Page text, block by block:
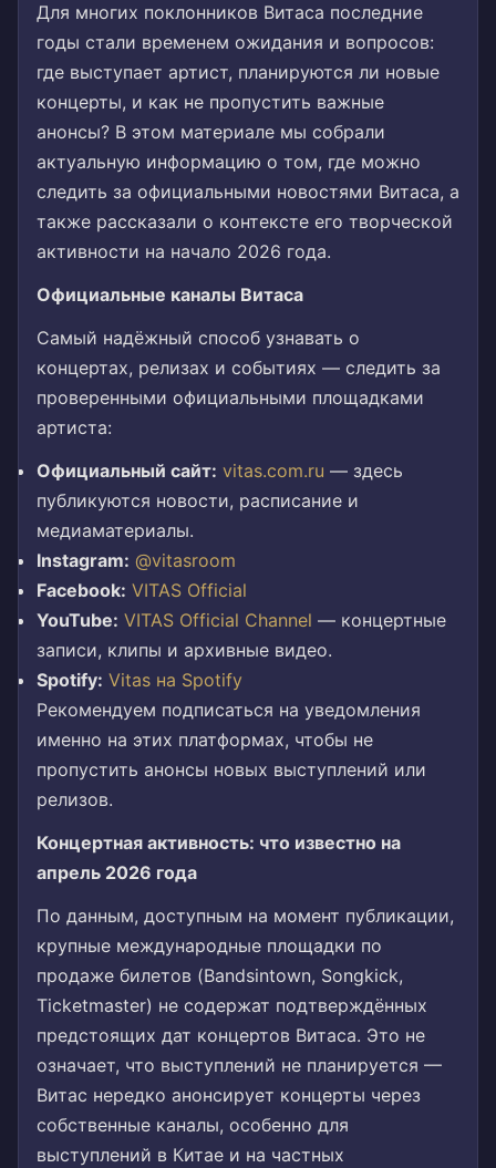
Для многих поклонников Витаса последние
годы стали временем ожидания и вопросов:
где выступает артист, планируются ли новые
концерты, и как не пропустить важные
анонсы? В этом материале мы собрали
актуальную информацию о том, где можно
следить за официальными новостями Витаса, а
также рассказали о контексте его творческой
активности на начало 2026 года.
Официальные каналы Витаса
Самый надёжный способ узнавать о
концертах, релизах и событиях — следить за
проверенными официальными площадками
артиста:
Официальный сайт: vitas.com.ru — здесь
публикуются новости, расписание и
медиаматериалы.
Instagram: @vitasroom
Facebook: VITAS Official
YouTube: VITAS Official Channel — концертные
записи, клипы и архивные видео.
Spotify: Vitas на Spotify
Рекомендуем подписаться на уведомления
именно на этих платформах, чтобы не
пропустить анонсы новых выступлений или
релизов.
Концертная активность: что известно на
апрель 2026 года
По данным, доступным на момент публикации,
крупные международные площадки по
продаже билетов (Bandsintown, Songkick,
Ticketmaster) не содержат подтверждённых
предстоящих дат концертов Витаса. Это не
означает, что выступлений не планируется —
Витас нередко анонсирует концерты через
собственные каналы, особенно для
выступлений в Китае и на частных